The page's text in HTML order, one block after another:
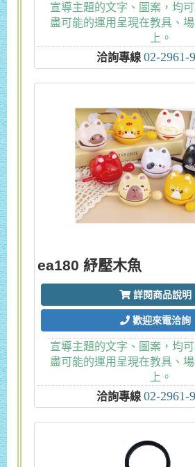
宣導主題的文字、圖案，均
盡可能的運用呈現在教具、
上。
洽詢專線 02-2961-
ea180 紓壓木魚
詳閱商品說明
歡迎來電洽詢
宣導主題的文字、圖案，均
盡可能的運用呈現在教具、
上。
洽詢專線 02-2961-